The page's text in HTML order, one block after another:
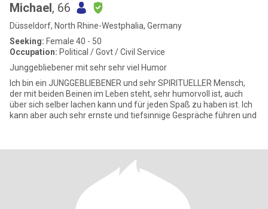
Michael, 66
Düsseldorf, North Rhine-Westphalia, Germany
Seeking: Female 40 - 50
Occupation: Political / Govt / Civil Service
Junggebliebener mit sehr sehr viel Humor
Ich bin ein JUNGGEBLIEBENER und sehr SPIRITUELLER Mensch,
der mit beiden Beinen im Leben steht, sehr humorvoll ist, auch
über sich selber lachen kann und für jeden Spaß zu haben ist. Ich
kann aber auch sehr ernste und tiefsinnige Gespräche führen und